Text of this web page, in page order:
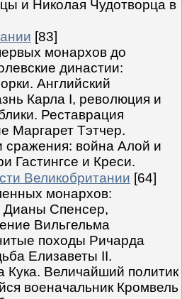
и Николая Чудотворца в
[83]
монархов до
династии:
Английский
Карла I, революция и
Реставрация
Маргарет Тэтчер.
война Алой и
Гастингсе и Креси.
Великобритании [64]
монархов:
Дианы Спенсер,
Вильгельма
походы Ричарда
Елизаветы II.
Кука. Величайший политик
военачальник Кромвель